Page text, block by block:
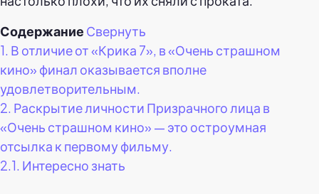
Содержание Свернуть
1. В отличие от «Крика 7», в «Очень страшном
кино» финал оказывается вполне
удовлетворительным.
2. Раскрытие личности Призрачного лица в
«Очень страшном кино» — это остроумная
отсылка к первому фильму.
2.1. Интересно знать